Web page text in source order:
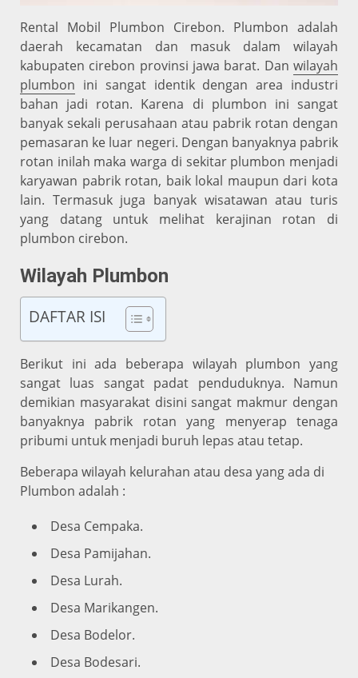
Rental Mobil Plumbon Cirebon. Plumbon adalah
daerah kecamatan dan masuk dalam wilayah
kabupaten cirebon provinsi jawa barat. Dan wilayah
plumbon ini sangat identik dengan area industri
bahan jadi rotan. Karena di plumbon ini sangat
banyak sekali perusahaan atau pabrik rotan dengan
pemasaran ke luar negeri. Dengan banyaknya pabrik
rotan inilah maka warga di sekitar plumbon menjadi
karyawan pabrik rotan, baik lokal maupun dari kota
lain. Termasuk juga banyak wisatawan atau turis
yang datang untuk melihat kerajinan rotan di
plumbon cirebon.
Wilayah Plumbon
DAFTAR ISI
Berikut ini ada beberapa wilayah plumbon yang
sangat luas sangat padat penduduknya. Namun
demikian masyarakat disini sangat makmur dengan
banyaknya pabrik rotan yang menyerap tenaga
pribumi untuk menjadi buruh lepas atau tetap.
Beberapa wilayah kelurahan atau desa yang ada di
Plumbon adalah :
Desa Cempaka.
Desa Pamijahan.
Desa Lurah.
Desa Marikangen.
Desa Bodelor.
Desa Bodesari.